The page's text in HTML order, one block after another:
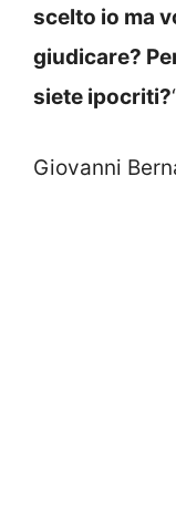
scelto io ma
giudicare?
siete ipocriti?
Giovanni